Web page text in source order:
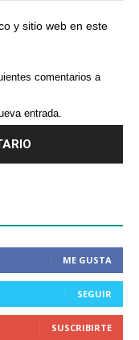
y sitio web en este
comentarios a
entrada.
ME GUSTA
SEGUIR
SUSCRIBIRTE